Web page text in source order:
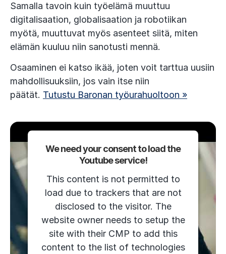
Samalla tavoin kuin työelämä muuttuu
digitalisaation, globalisaation ja robotiikan
myötä, muuttuvat myös asenteet siitä, miten
elämän kuuluu niin sanotusti mennä.
Osaaminen ei katso ikää, joten voit tarttua uusiin
mahdollisuuksiin, jos vain itse niin
päätät. Tutustu Baronan työurahuoltoon »
We need your consent to load the
Youtube service!
This content is not permitted to
load due to trackers that are not
disclosed to the visitor. The
website owner needs to setup the
site with their CMP to add this
content to the list of technologies